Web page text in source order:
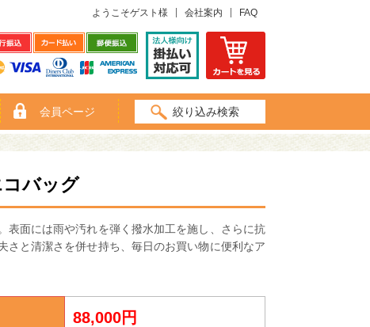
ようこそゲスト様 会社案内 FAQ
会員ページ 絞り込み検索
バッグ
表面には雨や汚れを弾く撥水加工を施し、さらに抗
と清潔さを併せ持ち、毎日のお買い物に便利なア
88,000円